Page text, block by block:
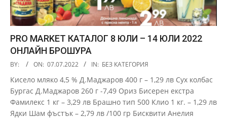
PRO MARKET КАТАЛОГ 8 ЮЛИ – 14 ЮЛИ 2022
ОНЛАЙН БРОШУРА
2022-
07
BY: ON: 07.07.2022 IN: БЕЗ КАТЕГОРИЯ
Кисело мляко 4,5 % Д.Маджаров 400 г – 1,29 лв Сух колбас
Бургас Д.Маджаров 260 г -7,49 Ориз Бисерен екстра
Фамилекс 1 кг – 3,29 лв Брашно тип 500 Клио 1 кг. – 1,29 лв
Ядки Шам фъстък – 2,79 лв /100 гр Бисквити Анелия